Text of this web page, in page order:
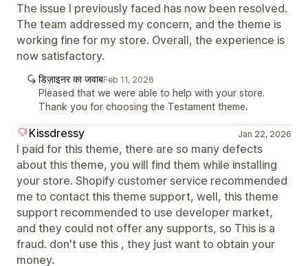
The issue I previously faced has now been resolved.
The team addressed my concern, and the theme is
working fine for my store. Overall, the experience is
now satisfactory.
डिज़ाइनर का जवाबFeb 11, 2026
Pleased that we were able to help with your store.
Thank you for choosing the Testament theme.
Kissdressy Jan 22, 2026
I paid for this theme, there are so many defects
about this theme, you will find them while installing
your store. Shopify customer service recommended
me to contact this theme support, well, this theme
support recommended to use developer market,
and they could not offer any supports, so This is a
fraud. don't use this , they just want to obtain your
money.